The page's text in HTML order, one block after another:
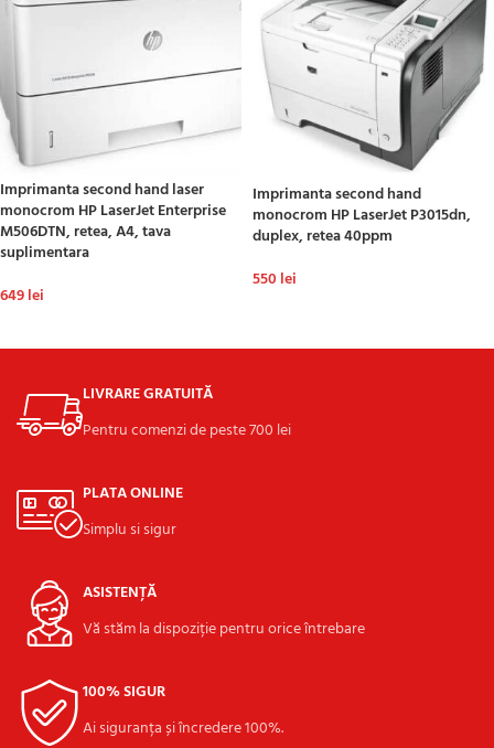
Imprimanta second hand laser
monocrom HP LaserJet Enterprise
M506DTN, retea, A4, tava
suplimentara
649lei
Imprimanta second hand
monocrom HP LaserJet P3015dn,
duplex, retea 40ppm
550 lei
LIVRARE GRATUITĂ
Pentru comenzi de peste 700 lei
PLATA ONLINE
Simplu si sigur
ASISTENȚĂ
Vă stăm la dispoziție pentru orice întrebare
100% SIGUR
Ai siguranța și încredere 100%.